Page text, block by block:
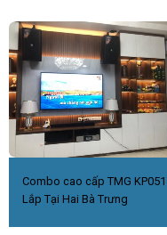
Combo cao cấp TMG KP051
Lắp Tại Hai Bà Trưng